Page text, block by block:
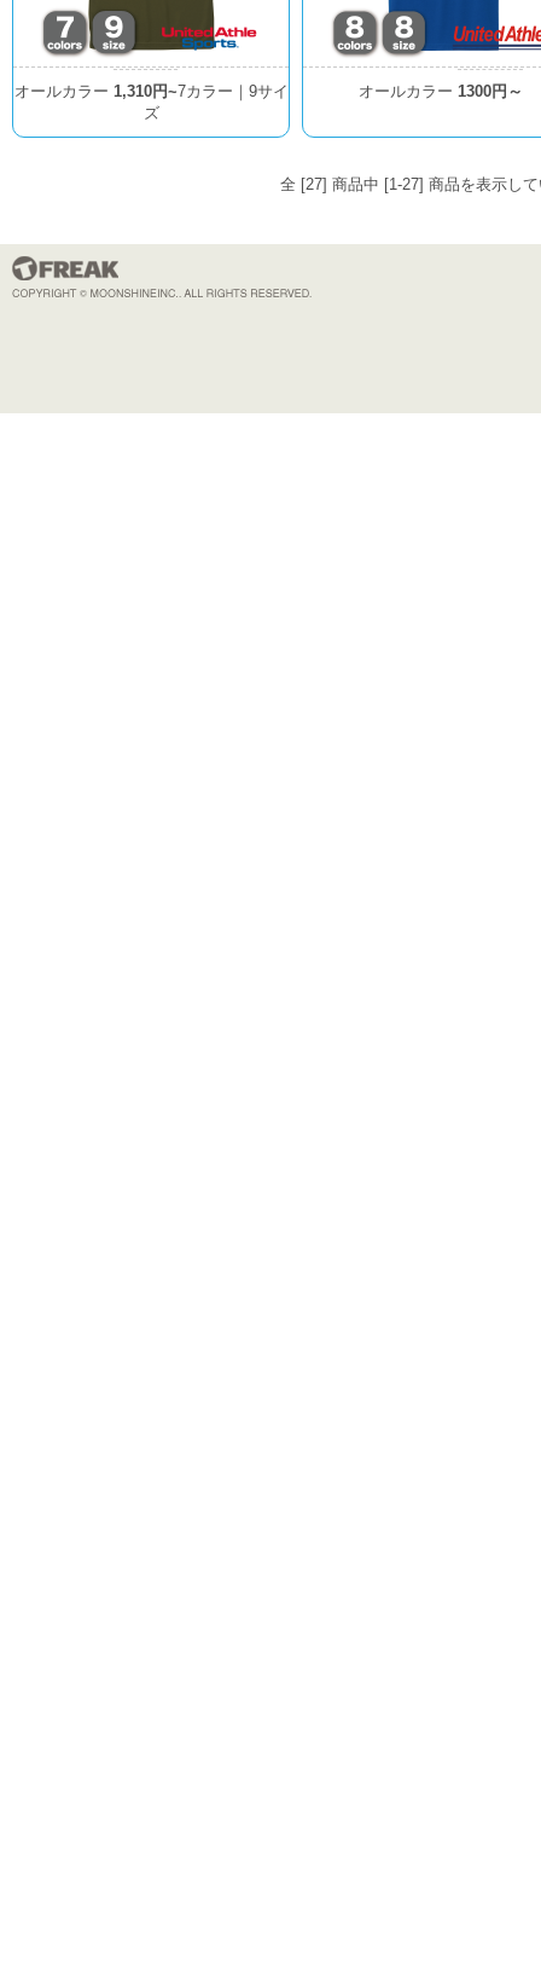
オールカラー 1,310円~7カラー｜9サイ
ズ
オールカラー 1300円～
全 [27] 商品中 [1-27] 商品を表示し